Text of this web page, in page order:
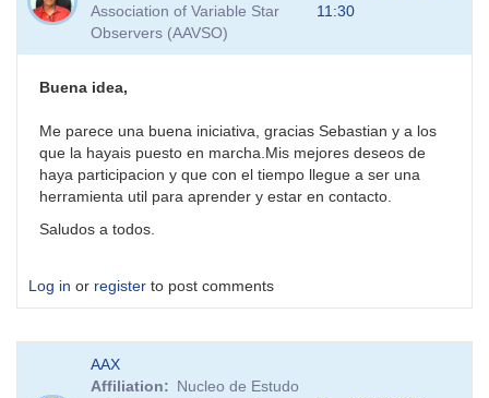
Association of Variable Star
Observers (AAVSO)
11:30
Buena idea,
Me parece una buena iniciativa, gracias Sebastian y a los
que la hayais puesto en marcha.Mis mejores deseos de
haya participacion y que con el tiempo llegue a ser una
herramienta util para aprender y estar en contacto.
Saludos a todos.
Log in or register to post comments
AAX
Affiliation
Nucleo de Estudo